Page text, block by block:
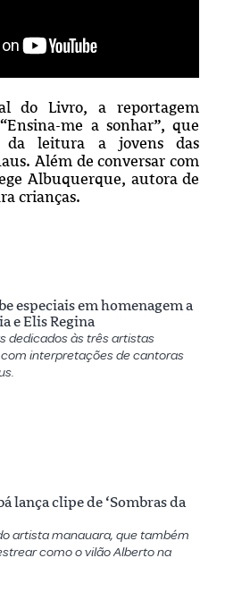
do Livro, a reportagem
me a sonhar”, que
leitura a jovens das
Além de conversar com
Albuquerque, autora de
crianças.
especiais em homenagem a
e Elis Regina
dedicados às três artistas
interpretações de cantoras
lança clipe de ‘Sombras da
artista manauara, que também
como o vilão Alberto na